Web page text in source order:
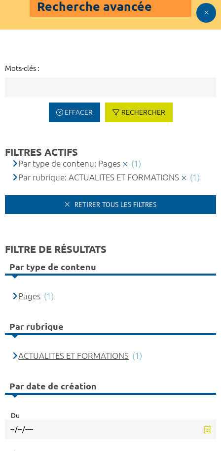
Recherche avancée
Mots-clés :
EFFACER RECHERCHER
FILTRES ACTIFS
Par type de contenu: Pages
(1)
Par rubrique: ACTUALITES ET FORMATIONS
(1)
RETIRER TOUS LES FILTRES
FILTRE DE RÉSULTATS
Par type de contenu
Pages (1)
Par rubrique
ACTUALITES ET FORMATIONS (1)
Par date de création
Du